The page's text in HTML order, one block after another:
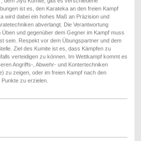
ist es, den Karateka an den freien Kampf
wird dabei ein hohes Maß an Präzision und
abverlangt. Die Verantwortung
und gegenüber dem Gegner im Kampf muss
sein. Respekt vor dem Übungspartner und dem
Ziel des Kumite ist es, dass Kämpfen zu
verteidigen zu können. Im Wettkampf kommt es
Angriffs-, Abwehr- und Kontertechniken
zu zeigen, oder im freien Kampf nach den
zu erzielen.